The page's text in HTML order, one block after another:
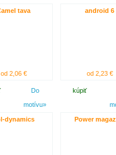
tava
od 2,06 €
Do
motívu»
android 6
od 2,23 €
kúpiť
dynamics Power